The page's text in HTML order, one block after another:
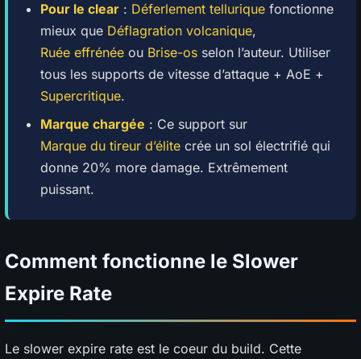
Pour le clear : Déferlement tellurique fonctionne
mieux que Déflagration volcanique,
Ruée effrénée ou Brise-os selon l’auteur. Utiliser
tous les supports de vitesse d’attaque + AoE +
Supercritique.
Marque chargée : Ce support sur
Marque du tireur d’élite crée un sol électrifié qui
donne 20% more damage. Extrêmement
puissant.
Comment fonctionne le Slower
Expire Rate
Le slower expire rate est le coeur du build. Cette